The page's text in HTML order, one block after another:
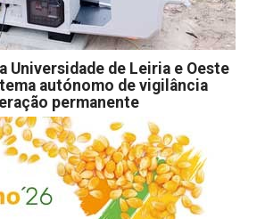
Universidade de Leiria e Oeste
autónomo de vigilância
permanente